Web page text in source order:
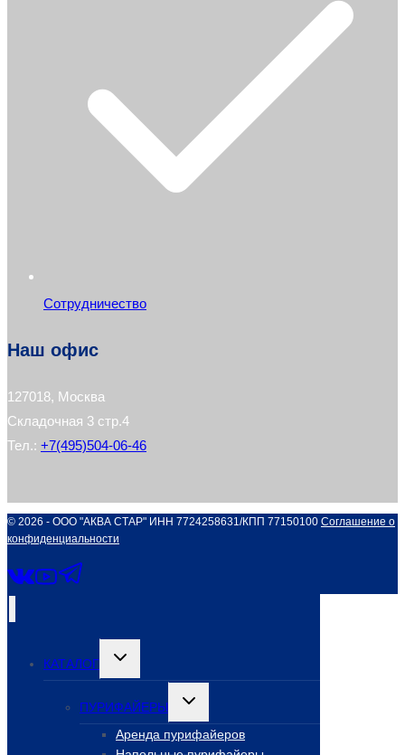
Сотрудничество
Наш офис
127018, Москва
Складочная 3 стр.4
Тел.: +7(495)504-06-46
© 2026 - ООО "АКВА СТАР" ИНН 7724258631/КПП 77150100 Соглашение о
конфиденциальности
КАТАЛОГ
Переключить
меню
ПУРИФАЙЕРЫ
Переключить
меню
Аренда пурифайеров